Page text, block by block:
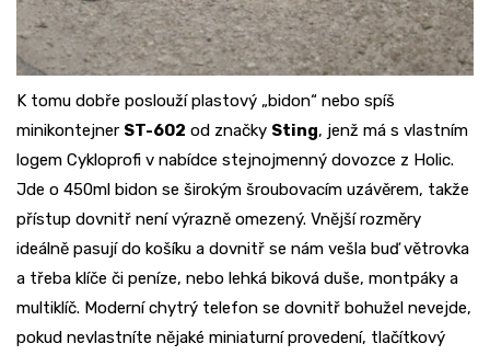
K tomu dobře poslouží plastový „bidon“ nebo spíš
minikontejner ST-602 od značky Sting, jenž má s vlastním
logem Cykloprofi v nabídce stejnojmenný dovozce z Holic.
Jde o 450ml bidon se širokým šroubovacím uzávěrem, takže
přístup dovnitř není výrazně omezený. Vnější rozměry
ideálně pasují do košíku a dovnitř se nám vešla buď větrovka
a třeba klíče či peníze, nebo lehká biková duše, montpáky a
multiklíč. Moderní chytrý telefon se dovnitř bohužel nevejde,
pokud nevlastníte nějaké miniaturní provedení, tlačítkový